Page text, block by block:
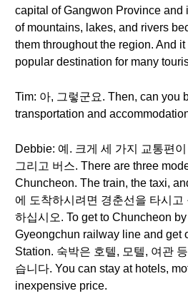
capital of Gangwon Province and
of mountains, lakes, and rivers
them throughout the region. And
popular destination for many
Tim: 아, 그렇군요. Then, can you
transportation and
Debbie: 예. 크게 세 가지 교통편
그리고 버스. There are three
Chuncheon. The train, the taxi,
에 도착하시려면 경춘선을 타시
하십시오. To get to Chuncheon
Gyeongchun railway line and get
Station. 숙박은 호텔, 모텔, 여관
습니다. You can stay at hotels,
inexpensive price.